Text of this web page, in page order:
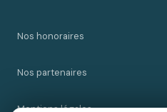
Nos honoraires
Nos partenaires
Mentions légales